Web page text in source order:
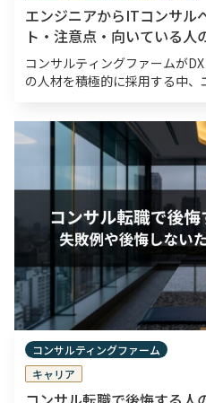
エンジニアからITコンサル
ト・注意点・向いている人
コンサルティングファームが
の人材を積極的に採用する中
ただし、両者の役割や求めら
コンサルティングファーム
キャリア